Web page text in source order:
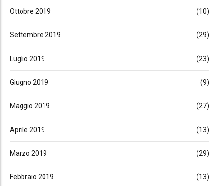
Ottobre 2019 (10)
Settembre 2019 (29)
Luglio 2019 (23)
Giugno 2019 (9)
Maggio 2019 (27)
Aprile 2019 (13)
Marzo 2019 (29)
Febbraio 2019 (13)